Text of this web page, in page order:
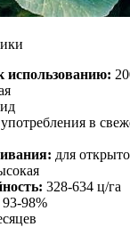
использованию:
в
для
328-634 ц/га
93-98%